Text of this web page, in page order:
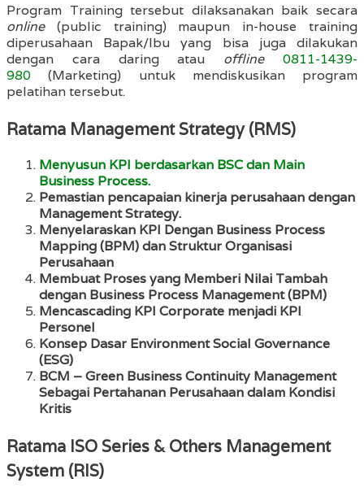
Program Training tersebut dilaksanakan baik secara
online(public training) maupun in-house training
diperusahaan Bapak/Ibu yang bisa juga dilakukan
dengan cara daring atau offline0811-1439-
980 (Marketing) untuk mendiskusikan program
pelatihan tersebut.
Ratama Management Strategy (RMS)
Menyusun KPI berdasarkan BSC dan Main
Business Process.
Pemastian pencapaian kinerja perusahaan dengan
Management Strategy.
Menyelaraskan KPI Dengan Business Process
Mapping (BPM) dan Struktur Organisasi
Perusahaan
Membuat Proses yang Memberi Nilai Tambah
dengan Business Process Management (BPM)
Mencascading KPI Corporate menjadi KPI
Personel
Konsep Dasar Environment Social Governance
(ESG)
BCM – Green Business Continuity Management
Sebagai Pertahanan Perusahaan dalam Kondisi
Kritis
Ratama ISO Series & Others Management
System (RIS)